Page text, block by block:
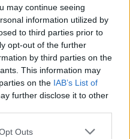
may continue seeing
information utilized by
to third parties prior to
opt-out of the further
by third parties on the
This information may
on the IAB’s List of
further disclose it to other
Outs